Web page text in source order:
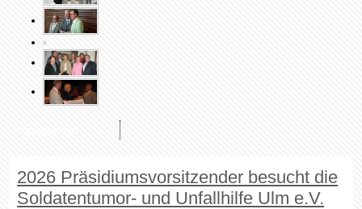
2026 Präsidiumsvorsitzender besucht die
Soldatentumor- und Unfallhilfe Ulm e.V.